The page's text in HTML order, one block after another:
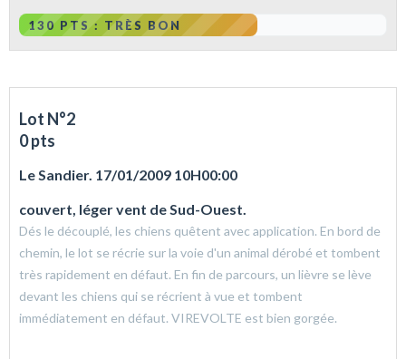
130 PTS : TRÈS BON
Lot N°2
0 pts
Le Sandier. 17/01/2009 10H00:00
couvert, léger vent de Sud-Ouest.
Dés le découplé, les chiens quêtent avec application. En bord de
chemin, le lot se récrie sur la voie d'un animal dérobé et tombent
très rapidement en défaut. En fin de parcours, un lièvre se lève
devant les chiens qui se récrient à vue et tombent
immédiatement en défaut. VIREVOLTE est bien gorgée.